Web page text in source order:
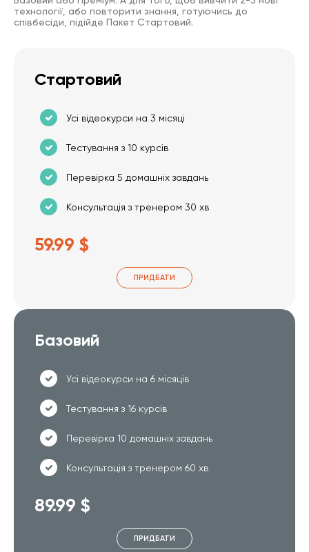
технології, або повторити знання, готуючись до
співбесіди, підійде Пакет Стартовий.
Стартовий
Усі відеокурси на 3 місяці
Тестування з 10 курсів
Перевірка 5 домашніх завдань
Консультація з тренером 30 хв
59.99 $
ПРИДБАТИ
Базовий
Усі відеокурси на 6 місяців
Тестування з 16 курсів
Перевірка 10 домашніх завдань
Консультація з тренером 60 хв
89.99 $
ПРИДБАТИ